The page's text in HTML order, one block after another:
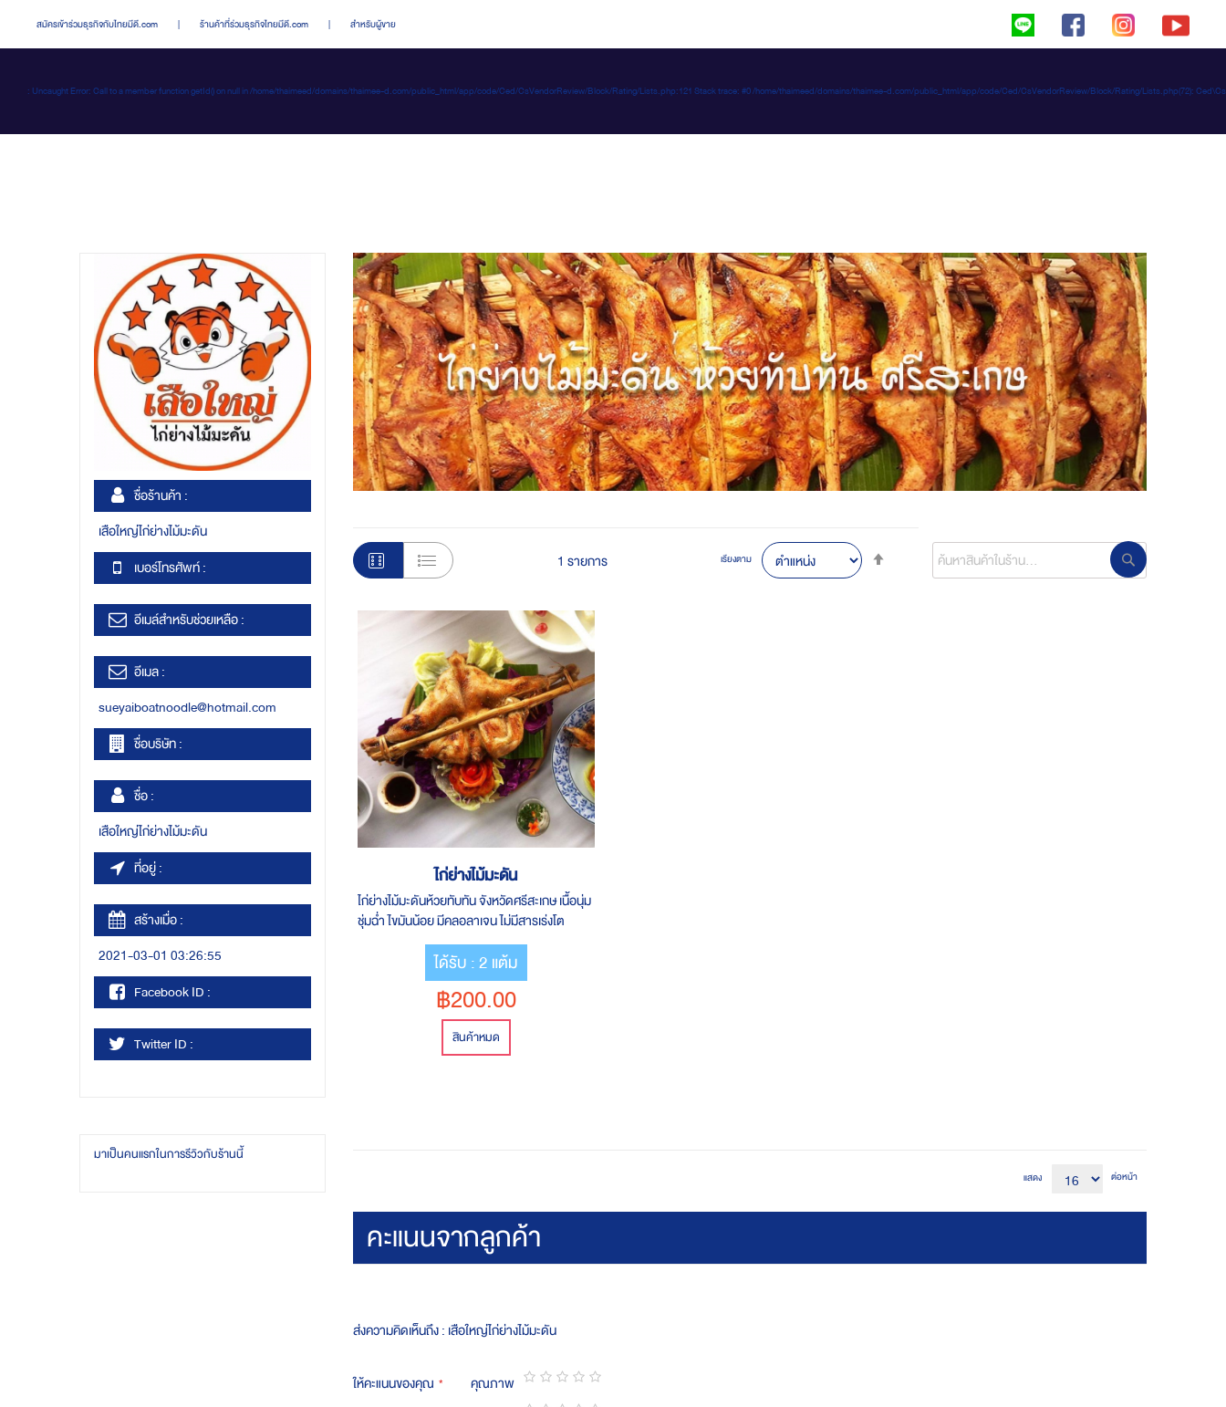
สมัครเข้าร่วมธุรกิจกับไทยมีดี.com | ร้านค้าที่ร่วมธุรกิจไทยมีดี.com | สำหรับผู้ขาย
: Uncaught Error: Call to a member function getId() on null in /home/thaimeed/domains/thaimee-d.com/public_html/app/code/Ced/CsVendorReview/Block/Rating/Lists.php:121 Stack trace: #0 /home/thaimeed/domains/thaimee-d.com/public_html/app/code/Ced/CsVendorReview/Block/Rating/Lists.php(72):
ชื่อร้านค้า :
เสือใหญ่ไก่ย่างไม้มะดัน
เบอร์โทรศัพท์ :
อีเมล์สำหรับช่วยเหลือ :
อีเมล :
sueyaiboatnoodle@hotmail.com
ชื่อบริษัท :
ชื่อ :
เสือใหญ่ไก่ย่างไม้มะดัน
ที่อยู่ :
สร้างเมื่อ :
2021-03-01 03:26:55
Facebook ID :
Twitter ID :
มาเป็นคนแรกในการรีวิวกับร้านนี้
ค้นหาสินค้าในร้าน
View
as
1 รายการ เรียงตาม
ไก่ย่างไม้มะดัน
ไก่ย่างไม้มะดันห้วยทับทัน จังหวัดศรีสะเกษ เนื้อนุ่ม
ชุ่มฉ่ำ ไขมันน้อย มีคลอลาเจน ไม่มีสารเร่งโต
สินค้าคุณภาพ สไตล์โฮมเมด (Home Made)
ขนาด 1 ถุงใหญ่ ประกอบด้วยไก่ย่างฯ ขนาดครึ่ง
ตัว จำนวน 2 ไม้ น้ำหนัก 1 กิโลกรัม อายุการเก็บ
ได้รับ : 2 แต้ม
฿200.00
สินค้าหมด
แสดง ต่อหน้า
คะแนนจากลูกค้า
ส่งความคิดเห็นถึง : เสือใหญ่ไก่ย่างไม้มะดัน
ให้คะแนนของคุณ คุณภาพ
12345